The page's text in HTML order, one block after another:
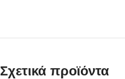
Σχετικά προϊόντα